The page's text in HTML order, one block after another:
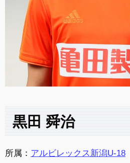
黒田 舜治
所属： アルビレックス新潟U-18